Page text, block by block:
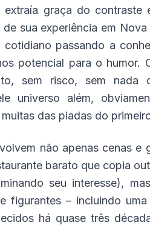
graça do
de sua experiência em
passando a
potencial para o humor.
sem risco, sem nada
universo além,
das piadas do
não apenas cenas
barato que copia
seu interesse),
figurantes – incluindo
há quase três